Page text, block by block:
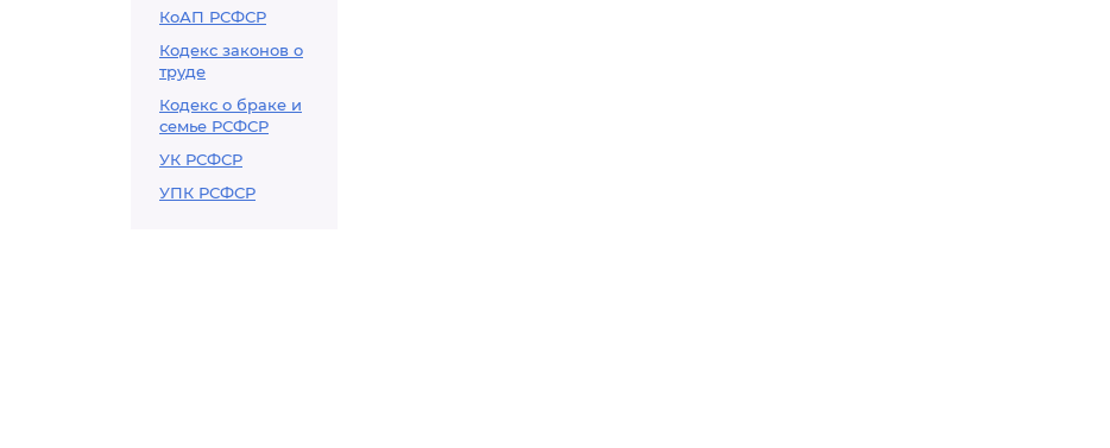
КоАП РСФСР
Кодекс законов о
труде
Кодекс о браке и
семье РСФСР
УК РСФСР
УПК РСФСР